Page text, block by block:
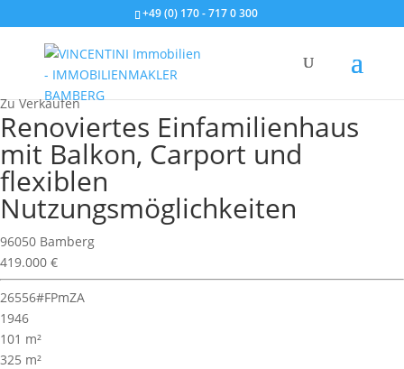
+49 (0) 170 - 717 0 300
Wohnimmobilie > Einfamilienhaus
Zu Verkaufen
Renoviertes Einfamilienhaus
mit Balkon, Carport und
flexiblen
Nutzungsmöglichkeiten
96050 Bamberg
419.000 €
26556#FPmZA
1946
101 m²
325 m²